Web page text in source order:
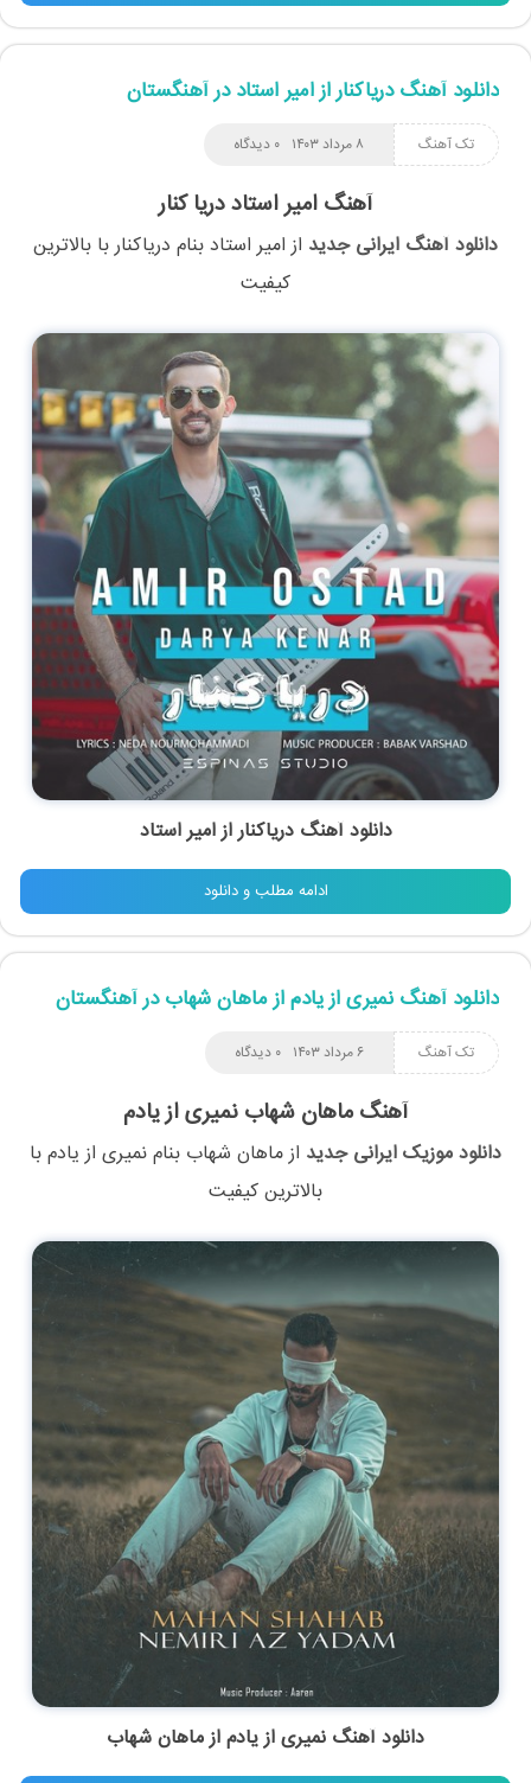
دانلود آهنگ دریاکنار از امیر استاد در آهنگستان
تک آهنگ ۰ دیدگاه ۸ مرداد ۱۴۰۳
آهنگ امیر استاد دریا کنار
دانلود آهنگ ایرانی جدید ازامیر استادبنام دریاکناربا بالاترین
کیفیت
دانلود آهنگ دریاکنار از امیر استاد
ادامه مطلب و دانلود
دانلود آهنگ نمیری از یادم از ماهان شهاب در آهنگستان
تک آهنگ ۰ دیدگاه ۶ مرداد ۱۴۰۳
آهنگ ماهان شهاب نمیری از یادم
دانلود موزیک ایرانی جدید ازماهان شهاب بنامنمیری از یادمبا
بالاترین کیفیت
دانلود آهنگ نمیری از یادم از ماهان شهاب